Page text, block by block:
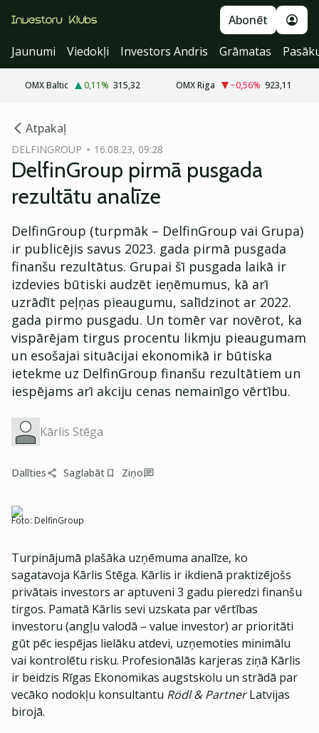
Abonēt
Jaunumi
Viedokļi Investors Andris Grāmatas
OMX Baltic 0,11% 315,32 OMX Riga −0,56% 923,11
Atpakaļ
DELFINGROUP 16.08.23, 09:28
DelfinGroup pirmā pusgada
rezultātu analīze
DelfinGroup (turpmāk – DelfinGroup vai Grupa)
ir publicējis savus 2023. gada pirmā pusgada
finanšu rezultātus. Grupai šī pusgada laikā ir
izdevies būtiski audzēt ieņēmumus, kā arī
uzrādīt peļņas pieaugumu, salīdzinot ar 2022.
gada pirmo pusgadu. Un tomēr var novērot, ka
vispārējam tirgus procentu likmju pieaugumam
un esošajai situācijai ekonomikā ir būtiska
ietekme uz DelfinGroup finanšu rezultātiem un
iespējams arī akciju cenas nemainīgo vērtību.
Kārlis Stēga
Dalīties Saglabāt Ziņo
Foto: DelfinGroup
Turpinājumā plašāka uzņēmuma analīze, ko
sagatavoja Kārlis Stēga. Kārlis ir ikdienā praktizējošs
privātais investors ar aptuveni 3 gadu pieredzi finanšu
tirgos. Pamatā Kārlis sevi uzskata par vērtības
investoru (angļu valodā – value investor) ar prioritāti
gūt pēc iespējas lielāku atdevi, uzņemoties minimālu
vai kontrolētu risku. Profesionālās karjeras ziņā Kārlis
ir beidzis Rīgas Ekonomikas augstskolu un strādā par
vecāko nodokļu konsultantu Rödl & PartnerLatvijas
birojā.